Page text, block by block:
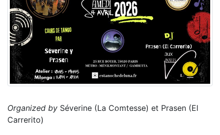
Organized by Séverine (La Comtesse) et Prasen (El
Carrerito)